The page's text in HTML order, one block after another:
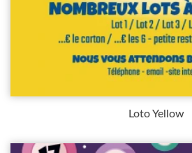
Loto Yellow